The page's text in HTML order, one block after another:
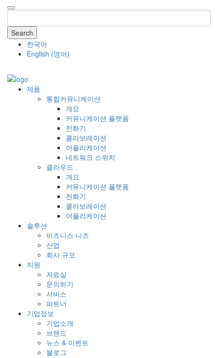
Search
한국어
English (영어)
제품
통합커뮤니케이션
개요
커뮤니케이션 플랫폼
전화기
콜라보레이션
어플리케이션
네트워크 스위치
클라우드
개요
커뮤니케이션 플랫폼
전화기
콜라보레이션
어플리케이션
솔루션
비즈니스 니즈
산업
회사 규모
지원
자료실
문의하기
서비스
파트너
기업정보
기업소개
브랜드
뉴스 & 이벤트
블로그